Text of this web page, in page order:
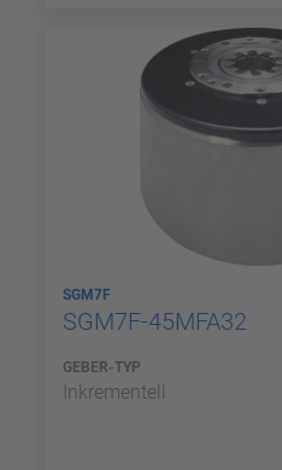
SGM7F
SGM7F-45MFA32
GEBER-TYP
Inkrementell